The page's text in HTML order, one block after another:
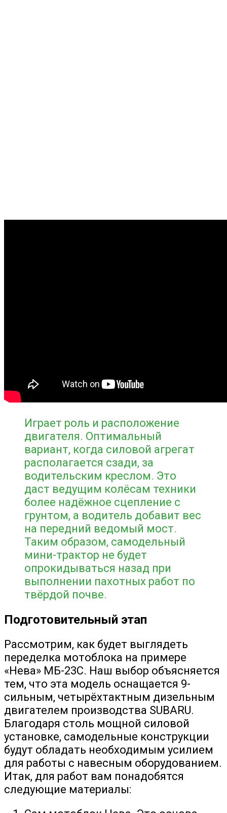
Играет роль и расположение
двигателя. Оптимальный
вариант, когда силовой агрегат
располагается сзади, за
водительским креслом. Это
даст ведущим колёсам техники
более надёжное сцепление с
грунтом, а водитель добавит вес
на передний ведомый мост.
Таким образом, самодельный
мини-трактор не будет
опрокидываться назад при
выполнении пахотных работ по
твёрдой почве.
Подготовительный этап
Рассмотрим, как будет выглядеть
переделка мотоблока на примере
«Нева» МБ-23С. Наш выбор объясняется
тем, что эта модель оснащается 9-
сильным, четырёхтактным дизельным
двигателем производства SUBARU.
Благодаря столь мощной силовой
установке, самодельные конструкции
будут обладать необходимым усилием
для работы с навесным оборудованием.
Итак, для работ вам понадобятся
следующие материалы: